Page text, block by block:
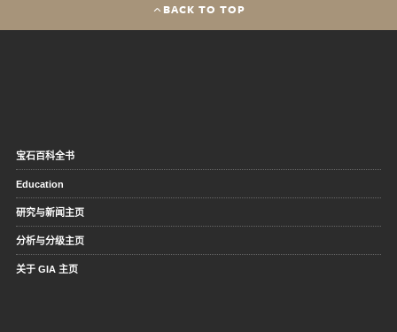
BACK TO TOP
宝石百科全书
Education
研究与新闻主页
分析与分级主页
关于 GIA 主页